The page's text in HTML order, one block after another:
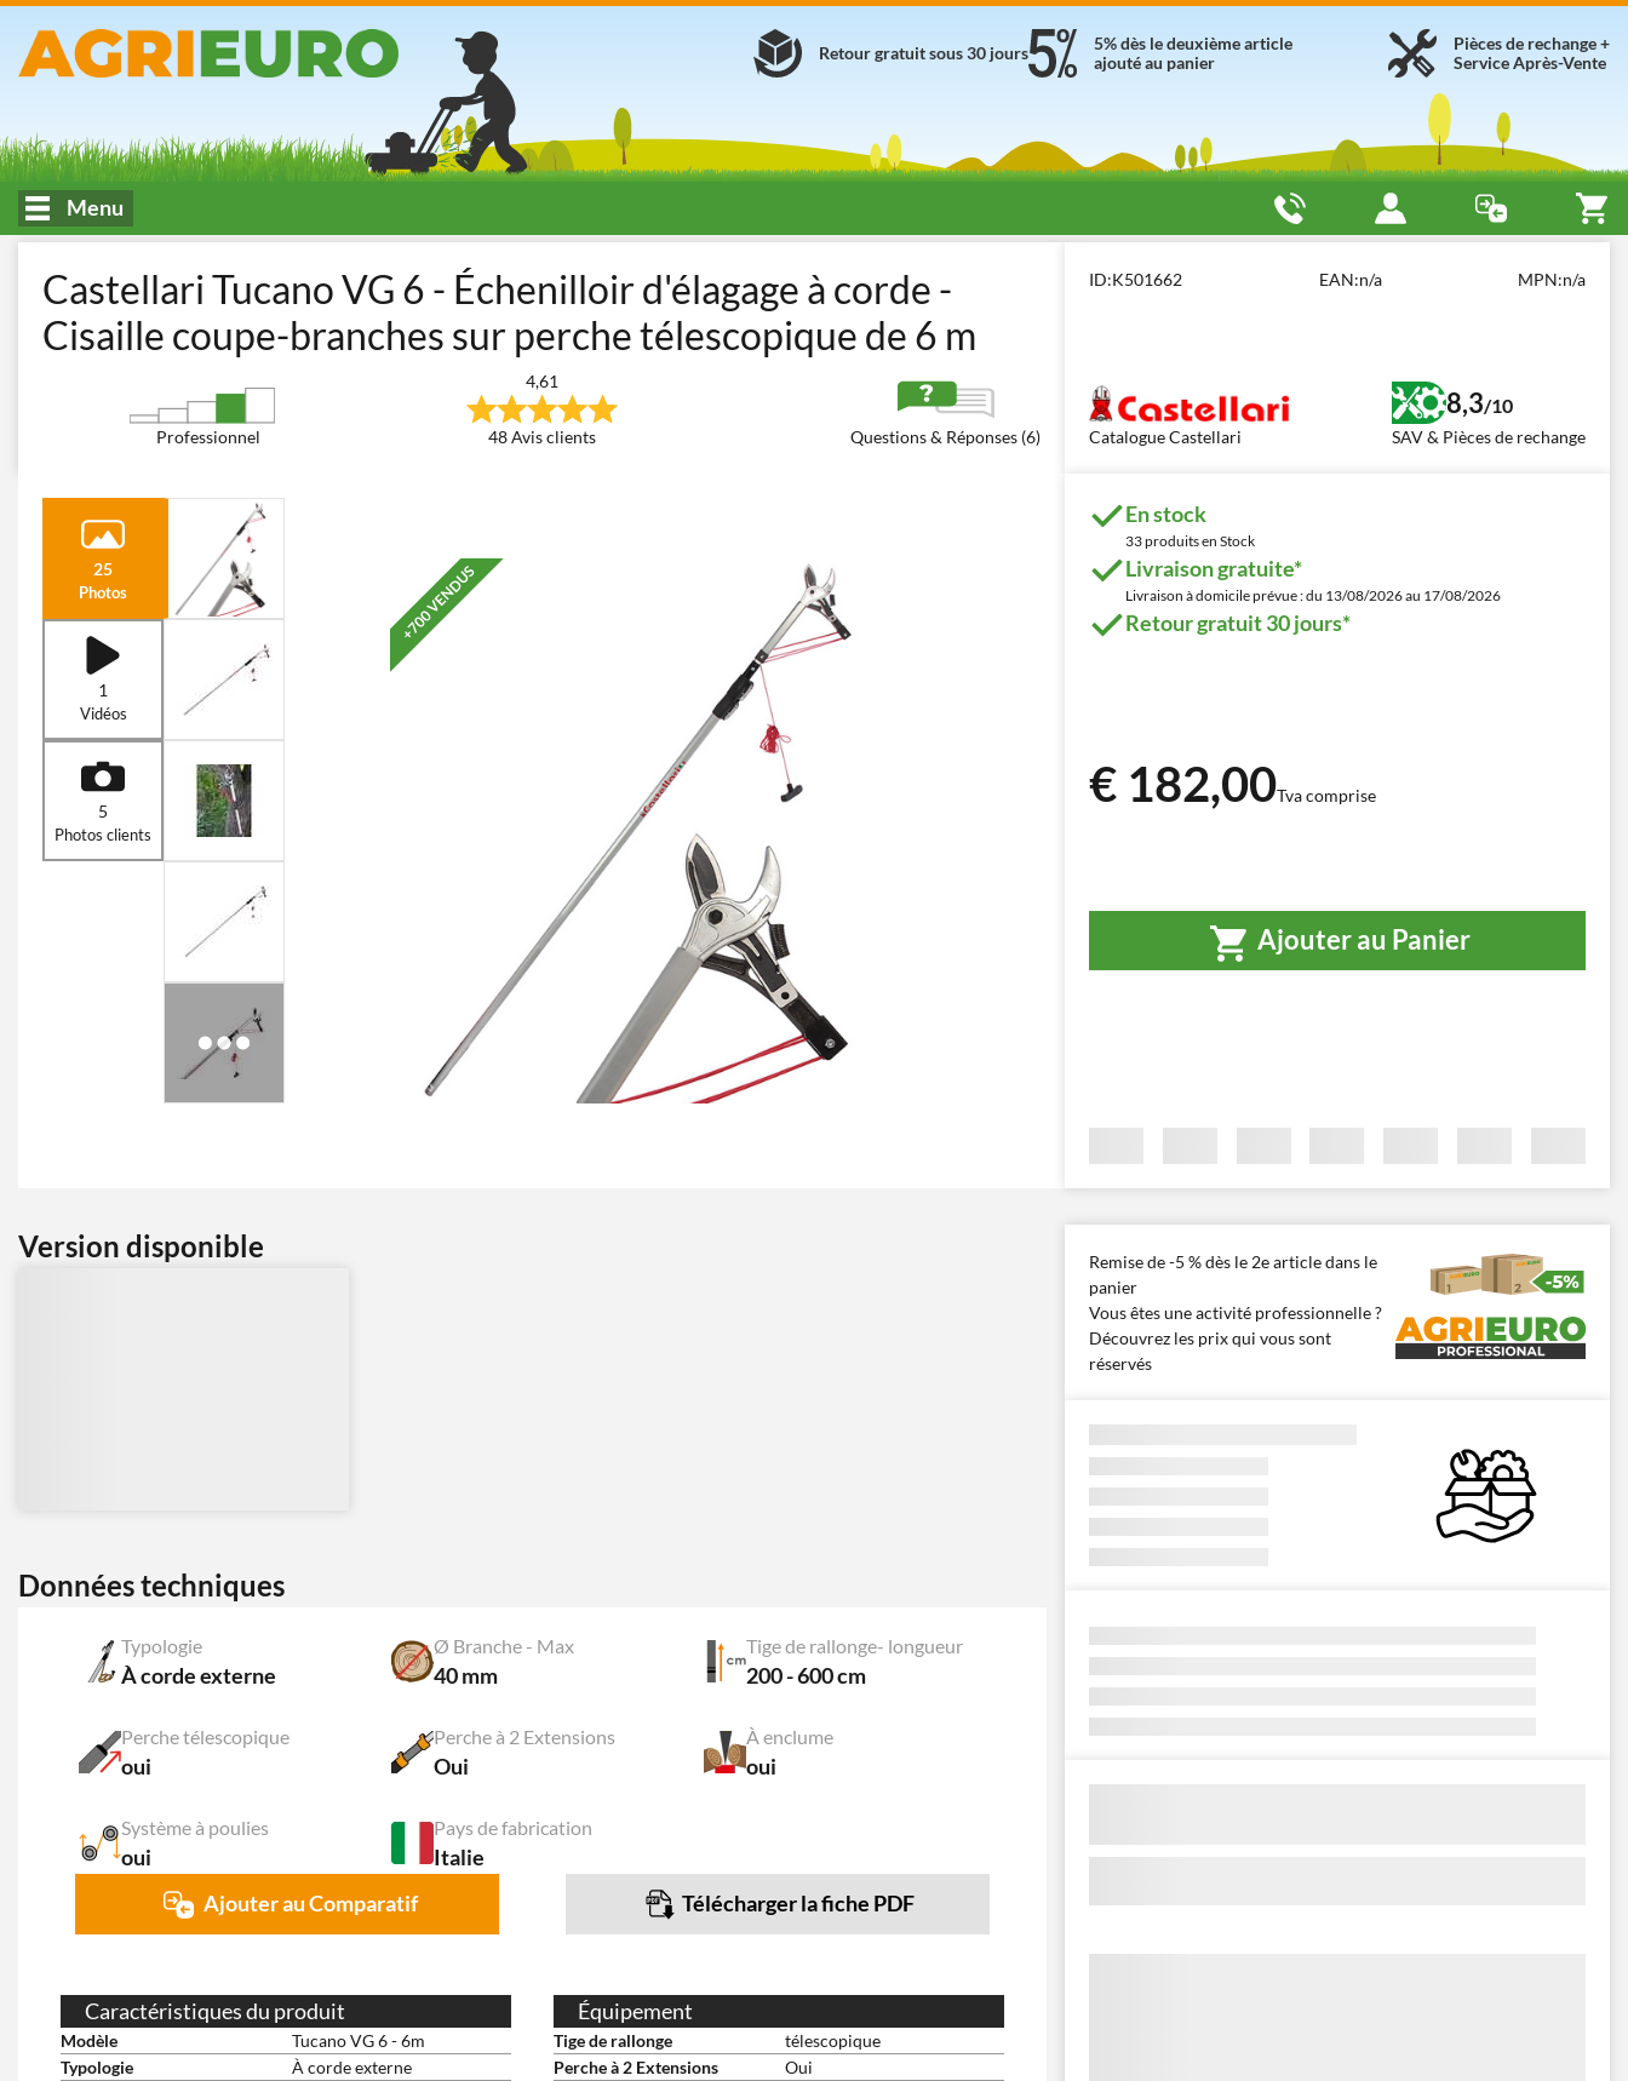
Pièces de rechange +
Service Après-Vente
5% dès le deuxième article
ajouté au panier
Retour gratuit sous 30 jours
Menu
Sécateurs et Échenilloirs manuels
Castellari Tucano VG 6 - Échenilloir d'élagage à corde -
Cisaille coupe-branches sur perche télescopique de 6 m
Professionnel
4,61
48 Avis clients Questions & Réponses (6)
ID:K501662 EAN:n/a MPN:n/a
Catalogue Castellari
8,3/10
SAV & Pièces de rechange
25
Photos
1
Vidéos
5
Photos clients
+700 VENDUS
En stock
33 produits en Stock
Livraison gratuite*
Livraison à domicile prévue : du 13/08/2026 au 17/08/2026
Retour gratuit 30 jours*
€ 182,00Tva comprise
Ajouter au Panier
Version disponible
Données techniques
Typologie
À corde externe
Ø Branche - Max
40 mm
Tige de rallonge- longueur
200 - 600 cm
Perche télescopique
oui
Perche à 2 Extensions
Oui
À enclume
oui
Système à poulies
oui
Pays de fabrication
Italie
Ajouter au Comparatif Télécharger la fiche PDF
Caractéristiques du produit
Modèle
Tucano VG 6 - 6m
Typologie
À corde externe
Équipement
Tige de rallonge
télescopique
Perche à 2 Extensions
Oui
Remise de -5 % dès le 2e article dans le
panier
Vous êtes une activité professionnelle ?
Découvrez les prix qui vous sont
réservés